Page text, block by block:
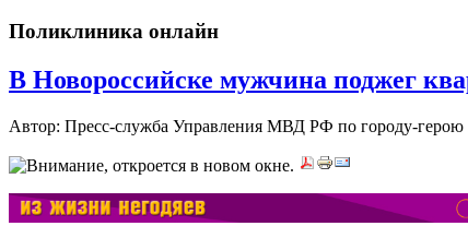
Поликлиника онлайн
В Новороссийске мужчина поджег
Автор: Пресс-служба Управления МВД РФ по городу-герою